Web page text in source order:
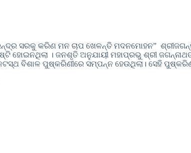
ସରକୁ କରିଣ ମନ ଚାପ ଖେଳନ୍ତି ମଦନମୋହନ”
ହୋଇନଥିଲା । ଜନଶୃତି ଅନୁଯାୟୀ ମହାପ୍ରଭୁ ଶ୍ରୀ
ବିଶାଳ ପୁଷ୍କରିଣୀରେ ସମ୍ପନ୍ନ ହେଉଥିଲା। ସେହି